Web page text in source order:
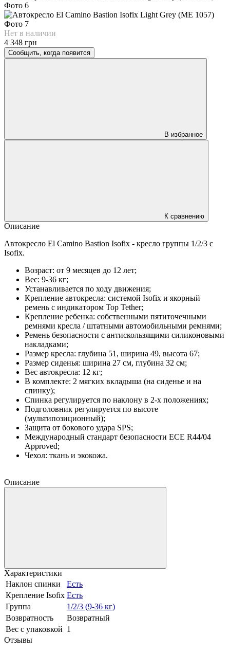
Нет в наличии
4 348 грн
Сообщить, когда появится
В избранное
К сравнению
Описание
Автокресло El Camino Bastion Isofix - кресло группы 1/2/3 с
Isofix.
Возраст: от 9 месяцев до 12 лет;​
Вес: 9-36 кг;
Устанавливается по ходу движения;
Крепление автокресла: системой Isofix и якорный
ремень с индикатором Top Tether;
Крепление ребенка: собственными пятиточечными
ремнями кресла / штатными автомобильными ремнями;
Ремень безопасности с антискользящими силиконовыми
накладками;
Размер кресла: глубина 51, ширина 49, высота 67;
Размер сиденья: ширина 27 см, глубина 32 см;
Вес автокресла: 12 кг;
В комплекте: 2 мягких вкладыша (на сиденье и на
спинку);
Спинка регулируется по наклону в 2-х положениях;
Подголовник регулируется по высоте
(мультипозиционный);
Защита от бокового удара SPS;
Международный стандарт безопасности ECE R44/04
Approved;
Чехол: ткань и экокожа.
Описание
Характеристики
Наклон спинки
Есть
Крепление Isofix Есть
Группа
1/2/3 (9-36 кг)
Возвратность
Возвратный
Вес с упаковкой 1
Отзывы